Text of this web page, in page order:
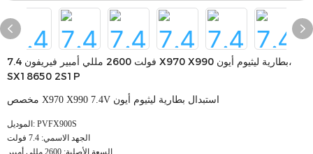
7.4 فولت 2600 مللي أمبير فيريفون X970 X990 بطارية ليثيوم أيون،
SX18650 2S1P
مخصص X970 X990 7.4V استبدال بطارية ليثيوم أيون
الموديل: PVFX900S
الجهد الاسمي: 7.4 فولت
السعة الأصلية: 2600 مللي أمبير